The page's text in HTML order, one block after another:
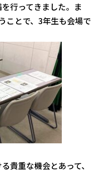
行ってきました。ま
ことで、3年生も会場で
貴重な機会とあって、